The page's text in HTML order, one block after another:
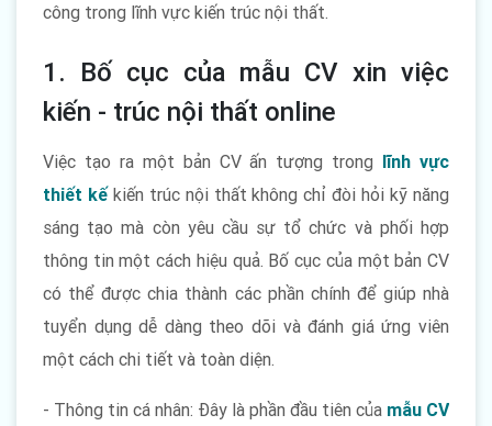
công trong lĩnh vực kiến trúc nội thất.
1. Bố cục của mẫu CV xin việc
kiến - trúc nội thất online
Việc tạo ra một bản CV ấn tượng trong lĩnh vực
thiết kếkiến trúc nội thất không chỉ đòi hỏi kỹ năng
sáng tạo mà còn yêu cầu sự tổ chức và phối hợp
thông tin một cách hiệu quả. Bố cục của một bản CV
có thể được chia thành các phần chính để giúp nhà
tuyển dụng dễ dàng theo dõi và đánh giá ứng viên
một cách chi tiết và toàn diện.
- Thông tin cá nhân: Đây là phần đầu tiên của mẫu CV